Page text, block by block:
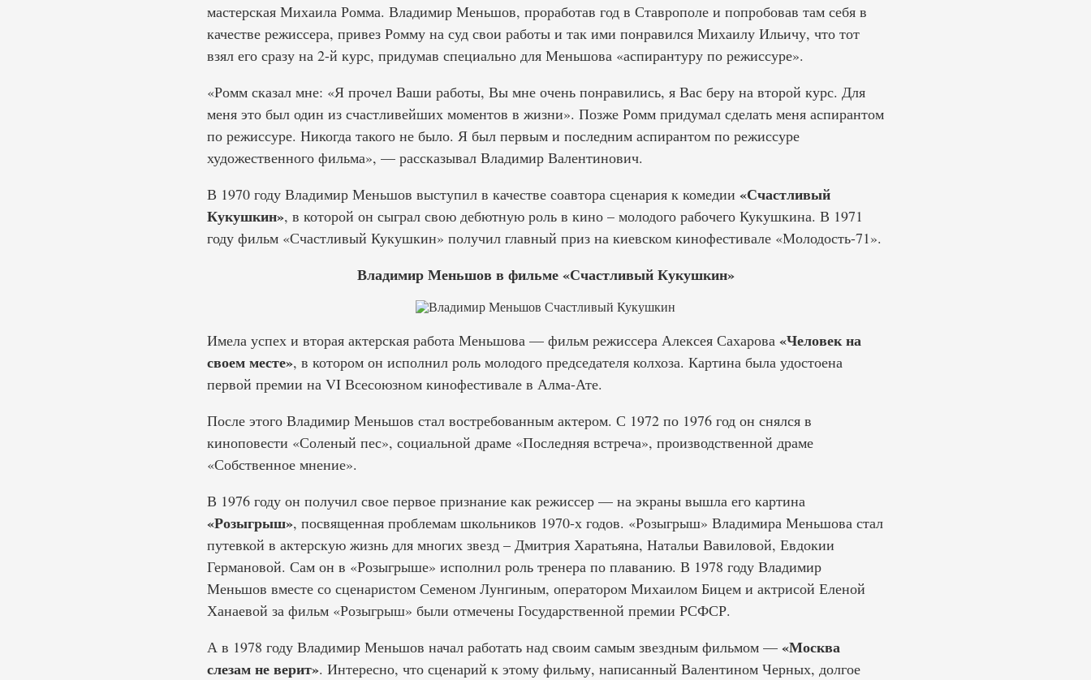
мастерская Михаила Ромма. Владимир Меньшов, проработав год в Ставрополе и попробовав там себя в
качестве режиссера, привез Ромму на суд свои работы и так ими понравился Михаилу Ильичу, что тот
взял его сразу на 2-й курс, придумав специально для Меньшова «аспирантуру по режиссуре».
«Ромм сказал мне: «Я прочел Ваши работы, Вы мне очень понравились, я Вас беру на второй курс. Для
меня это был один из счастливейших моментов в жизни». Позже Ромм придумал сделать меня аспирантом
по режиссуре. Никогда такого не было. Я был первым и последним аспирантом по режиссуре
художественного фильма», — рассказывал Владимир Валентинович.
В 1970 году Владимир Меньшов выступил в качестве соавтора сценария к комедии «Счастливый
Кукушкин», в которой он сыграл свою дебютную роль в кино – молодого рабочего Кукушкина. В 1971
году фильм «Счастливый Кукушкин» получил главный приз на киевском кинофестивале «Молодость-71».
Владимир Меньшов в фильме «Счастливый Кукушкин»
Имела успех и вторая актерская работа Меньшова — фильм режиссера Алексея Сахарова «Человек на
своем месте», в котором он исполнил роль молодого председателя колхоза. Картина была удостоена
первой премии на VI Всесоюзном кинофестивале в Алма-Ате.
После этого Владимир Меньшов стал востребованным актером. С 1972 по 1976 год он снялся в
киноповести «Соленый пес», социальной драме «Последняя встреча», производственной драме
«Собственное мнение».
В 1976 году он получил свое первое признание как режиссер — на экраны вышла его картина
«Розыгрыш», посвященная проблемам школьников 1970-х годов. «Розыгрыш» Владимира Меньшова стал
путевкой в актерскую жизнь для многих звезд – Дмитрия Харатьяна, Натальи Вавиловой, Евдокии
Германовой. Сам он в «Розыгрыше» исполнил роль тренера по плаванию. В 1978 году Владимир
Меньшов вместе со сценаристом Семеном Лунгиным, оператором Михаилом Бицем и актрисой Еленой
Ханаевой за фильм «Розыгрыш» были отмечены Государственной премии РСФСР.
А в 1978 году Владимир Меньшов начал работать над своим самым звездным фильмом — «Москва
слезам не верит». Интересно, что сценарий к этому фильму, написанный Валентином Черных, долгое